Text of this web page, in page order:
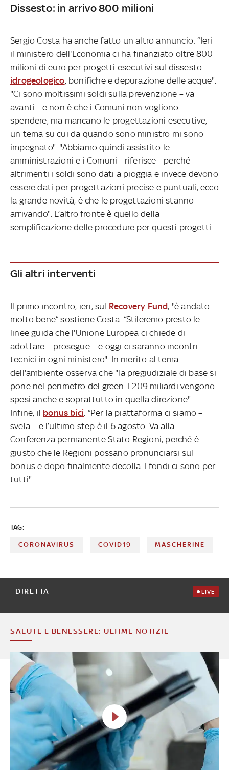
Dissesto: in arrivo 800 milioni
Sergio Costa ha anche fatto un altro annuncio: “Ieri
il ministero dell'Economia ci ha finanziato oltre 800
milioni di euro per progetti esecutivi sul dissesto
idrogeologico, bonifiche e depurazione delle acque".
"Ci sono moltissimi soldi sulla prevenzione – va
avanti - e non è che i Comuni non vogliono
spendere, ma mancano le progettazioni esecutive,
un tema su cui da quando sono ministro mi sono
impegnato". "Abbiamo quindi assistito le
amministrazioni e i Comuni - riferisce - perché
altrimenti i soldi sono dati a pioggia e invece devono
essere dati per progettazioni precise e puntuali, ecco
la grande novità, è che le progettazioni stanno
arrivando". L’altro fronte è quello della
semplificazione delle procedure per questi progetti.
Gli altri interventi
Il primo incontro, ieri, sul Recovery Fund, "è andato
molto bene” sostiene Costa. “Stileremo presto le
linee guida che l'Unione Europea ci chiede di
adottare – prosegue – e oggi ci saranno incontri
tecnici in ogni ministero". In merito al tema
dell'ambiente osserva che "la pregiudiziale di base si
pone nel perimetro del green. I 209 miliardi vengono
spesi anche e soprattutto in quella direzione".
Infine, il bonus bici . “Per la piattaforma ci siamo –
svela – e l’ultimo step è il 6 agosto. Va alla
Conferenza permanente Stato Regioni, perché è
giusto che le Regioni possano pronunciarsi sul
bonus e dopo finalmente decolla. I fondi ci sono per
tutti".
TAG:
CORONAVIRUS COVID19 MASCHERINE
DIRETTA LIVE
SALUTE E BENESSERE: ULTIME NOTIZIE